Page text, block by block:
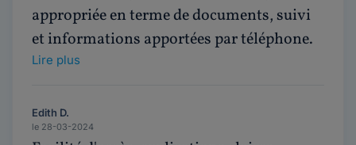
appropriée en terme de documents, suivi
et informations apportées par téléphone.
Lire plus
Edith D.
le 28-03-2024